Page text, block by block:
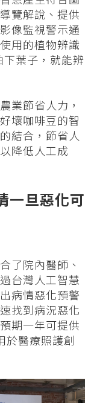
覽解說、提供
像監視警示通
用的植物辨識
下葉子，就能辨
業節省人力，
壞咖啡豆的智
結合，節省人
降低人工成
一旦惡化可
了院內醫師、
台灣人工智慧
病情惡化預警
找到病況惡化
期一年可提供
於醫療照護創